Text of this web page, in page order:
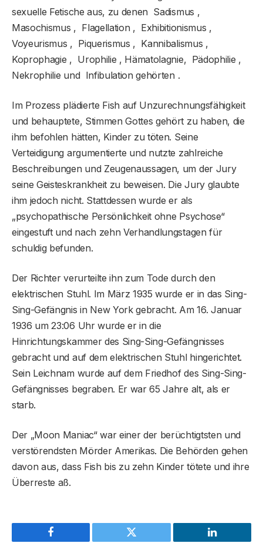
sexuelle Fetische aus, zu denen Sadismus ,
Masochismus , Flagellation , Exhibitionismus ,
Voyeurismus , Piquerismus , Kannibalismus ,
Koprophagie , Urophilie , Hämatolagnie, Pädophilie ,
Nekrophilie und Infibulation gehörten .
Im Prozess plädierte Fish auf Unzurechnungsfähigkeit
und behauptete, Stimmen Gottes gehört zu haben, die
ihm befohlen hätten, Kinder zu töten. Seine
Verteidigung argumentierte und nutzte zahlreiche
Beschreibungen und Zeugenaussagen, um der Jury
seine Geisteskrankheit zu beweisen. Die Jury glaubte
ihm jedoch nicht. Stattdessen wurde er als
„psychopathische Persönlichkeit ohne Psychose“
eingestuft und nach zehn Verhandlungstagen für
schuldig befunden.
Der Richter verurteilte ihn zum Tode durch den
elektrischen Stuhl. Im März 1935 wurde er in das Sing-
Sing-Gefängnis in New York gebracht. Am 16. Januar
1936 um 23:06 Uhr wurde er in die
Hinrichtungskammer des Sing-Sing-Gefängnisses
gebracht und auf dem elektrischen Stuhl hingerichtet.
Sein Leichnam wurde auf dem Friedhof des Sing-Sing-
Gefängnisses begraben. Er war 65 Jahre alt, als er
starb.
Der „Moon Maniac“ war einer der berüchtigtsten und
verstörendsten Mörder Amerikas. Die Behörden gehen
davon aus, dass Fish bis zu zehn Kinder tötete und ihre
Überreste aß.
Facebook Twitter LinkedIn